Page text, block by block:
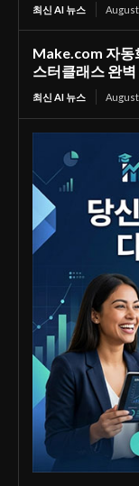
최신 AI 뉴스 August
Make.com 자동
스터클래스 완
최신 AI 뉴스 August